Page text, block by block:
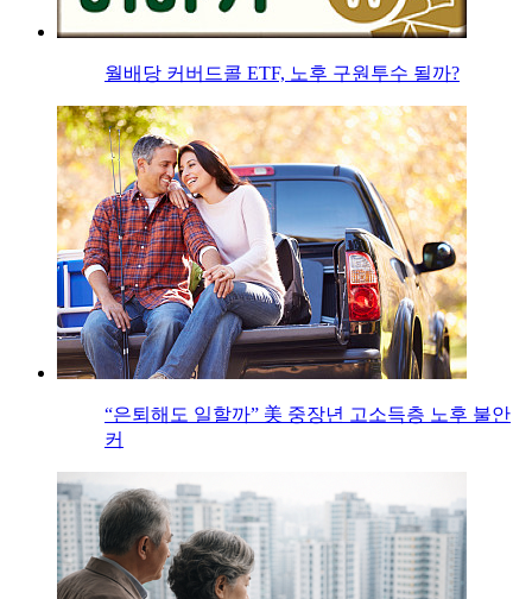
월배당 커버드콜 ETF, 노후 구원투수 될까?
“은퇴해도 일할까” 美 중장년 고소득층 노후 불안
커